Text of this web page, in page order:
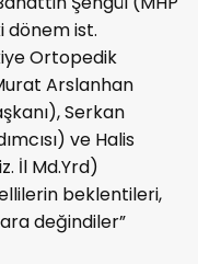
dönem ist.
Ortopedik
Arslanhan
Serkan
ve Halis
İl Md.Yrd)
beklentileri,
değindiler”